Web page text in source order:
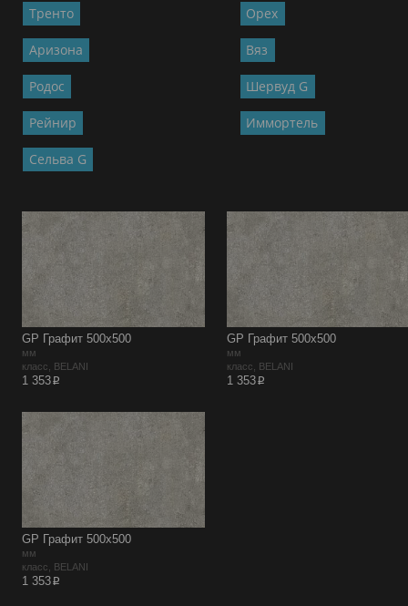
Тренто Орех
Аризона Вяз
Родос Шервуд G
Рейнир Иммортель
Сельва G
GP Графит 500х500
мм
класс, BELANI
1 353p
GP Графит 500х500
мм
класс, BELANI
1 353p
GP Графит 500х500
мм
класс, BELANI
1 353p